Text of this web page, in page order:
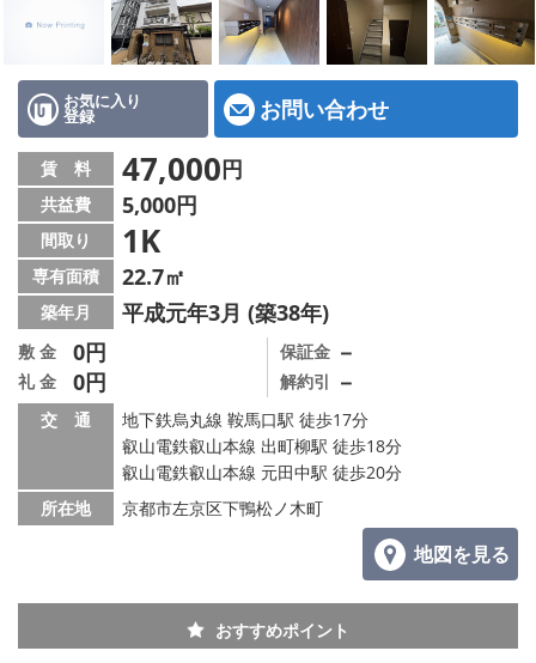
路線·駅から探す
IT重説について
スタッフ紹介
賃貸管理の北白川店
店舗情報·アクセス
会社概要
メールでお問い合わせ
お気に入り
登録 お問い合わせ
賃 料 47,000円
共益費 5,000円
間取り 1K
専有面積 22.7㎡
築年月 平成元年3月 (築38年)
敷 金 0円
礼 金 0円
保証金 －
解約引 －
交 通
地下鉄烏丸線 鞍馬口駅 徒歩17分
叡山電鉄叡山本線 出町柳駅 徒歩18分
叡山電鉄叡山本線 元田中駅 徒歩20分
所在地
京都市左京区下鴨松ノ木町
地図を見る
おすすめポイント